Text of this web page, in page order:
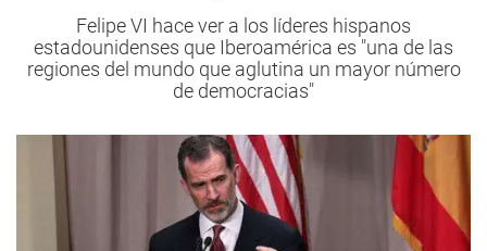
Felipe VI hace ver a los líderes hispanos
estadounidenses que Iberoamérica es "una de las
regiones del mundo que aglutina un mayor número
de democracias"